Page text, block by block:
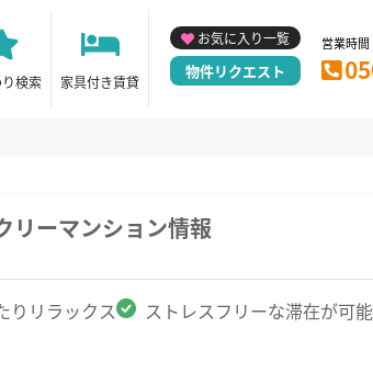
検索 家具付き賃貸
お気に入り一覧
物件リクエスト
営業時
リーマンション情報
りリラックス ストレスフリーな滞在が可能